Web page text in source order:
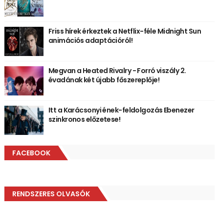
Friss hírek érkeztek a Netflix-féle Midnight Sun
animációs adaptációról!
Megvan a Heated Rivalry - Forró viszály 2.
évadának két újabb főszereplője!
Itt a Karácsonyi ének-feldolgozás Ebenezer
szinkronos előzetese!
FACEBOOK
RENDSZERES OLVASÓK